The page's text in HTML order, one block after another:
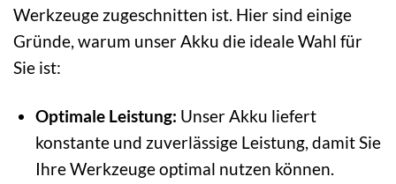
Werkzeuge zugeschnitten ist. Hier sind einige
Gründe, warum unser Akku die ideale Wahl für
Sie ist:
Optimale Leistung: Unser Akku liefert
konstante und zuverlässige Leistung, damit Sie
Ihre Werkzeuge optimal nutzen können.